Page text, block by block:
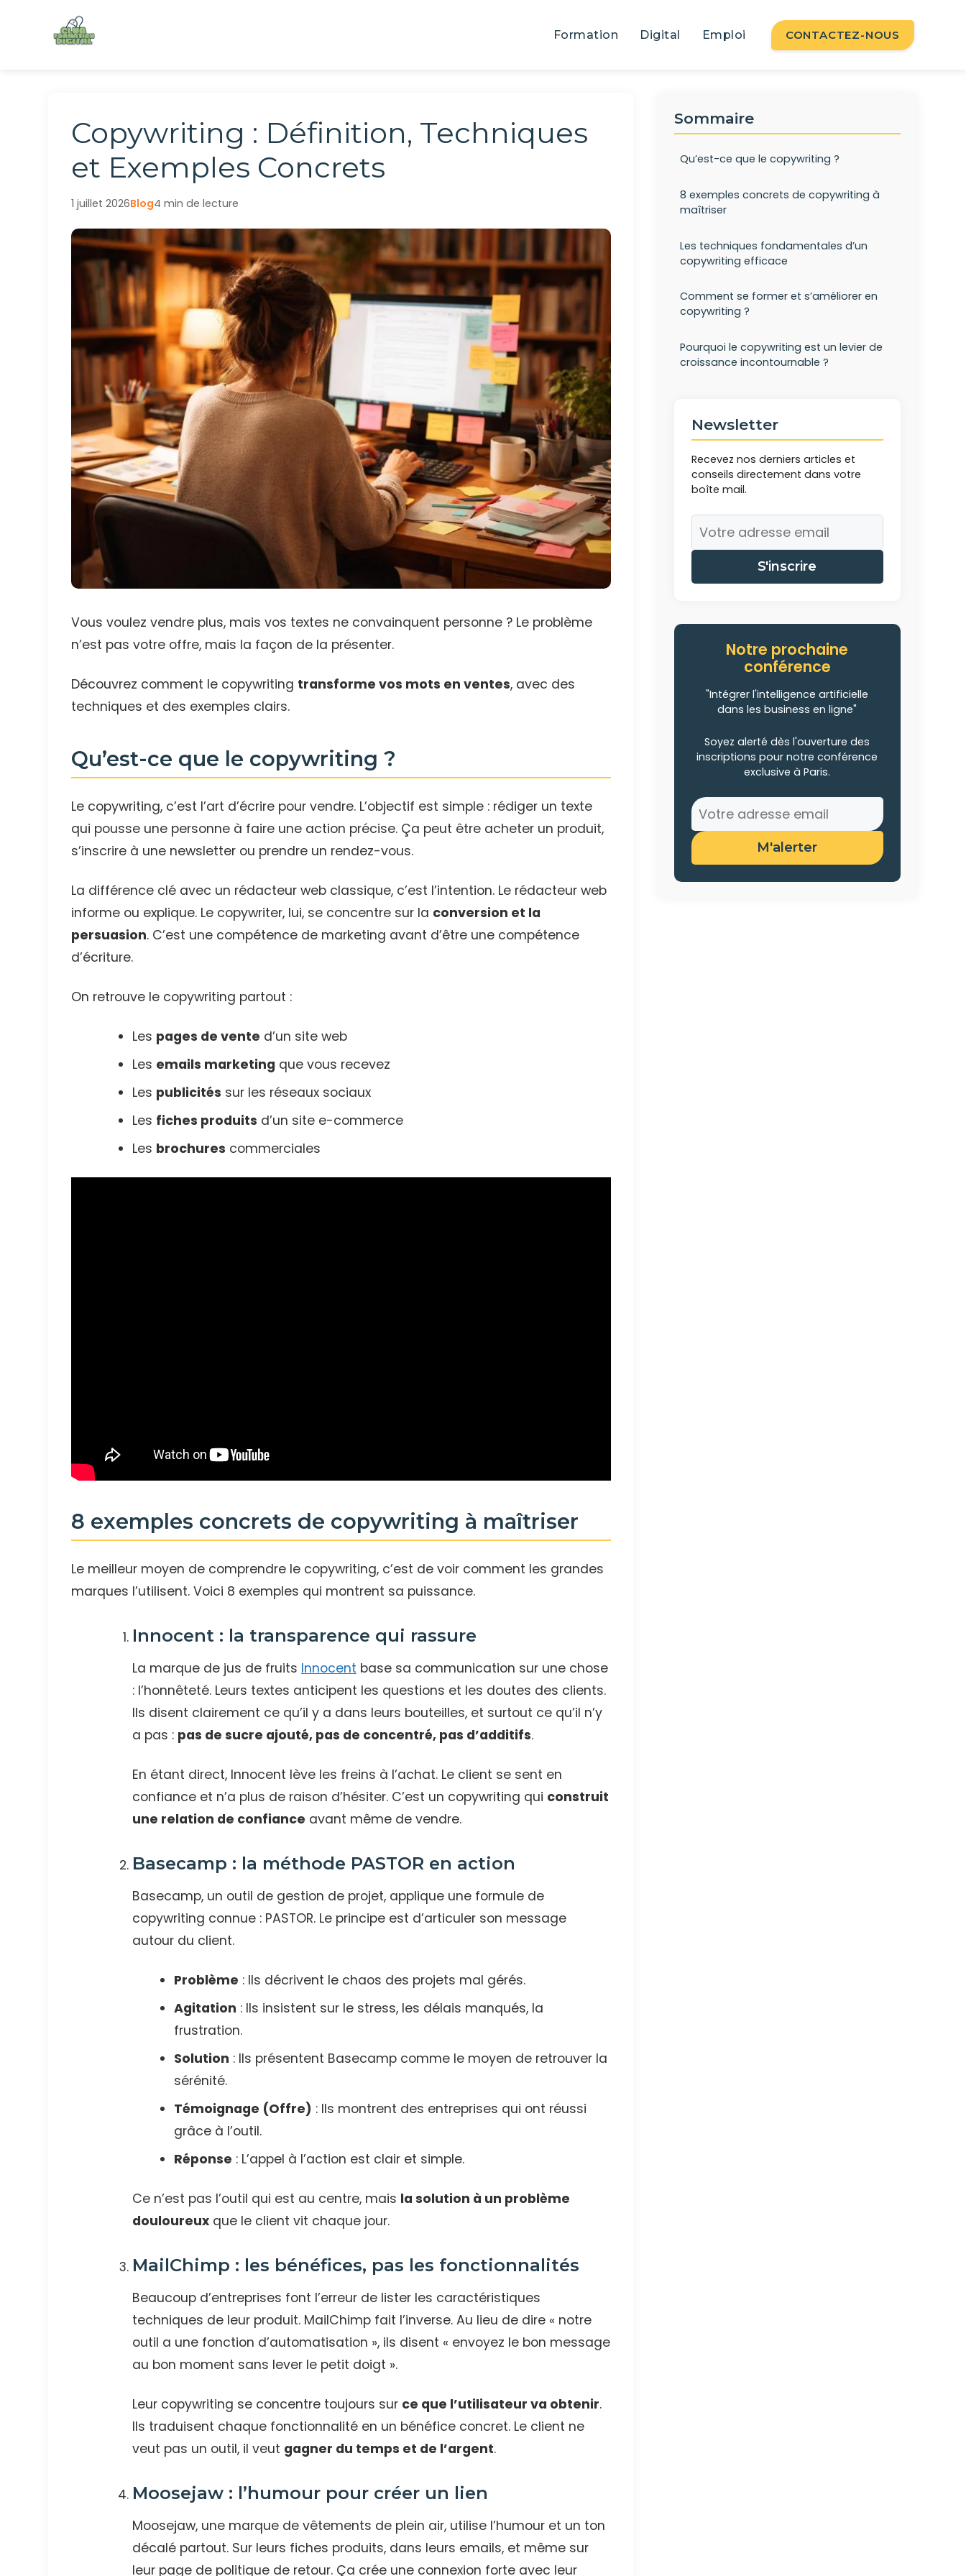
Formation Digital Emploi CONTACTEZ-NOUS
Copywriting : Définition, Techniques
et Exemples Concrets
1 juillet 2026Blog4 min de lecture
Vous voulez vendre plus, mais vos textes ne convainquent personne ? Le problème
n’est pas votre offre, mais la façon de la présenter.
Découvrez comment le copywriting transforme vos mots en ventes, avec des
techniques et des exemples clairs.
Qu’est-ce que le copywriting ?
Le copywriting, c’est l’art d’écrire pour vendre. L’objectif est simple : rédiger un texte
qui pousse une personne à faire une action précise. Ça peut être acheter un produit,
s’inscrire à une newsletter ou prendre un rendez-vous.
La différence clé avec un rédacteur web classique, c’est l’intention. Le rédacteur web
informe ou explique. Le copywriter, lui, se concentre sur la conversion et la
persuasion. C’est une compétence de marketing avant d’être une compétence
d’écriture.
On retrouve le copywriting partout :
Les pages de vente d’un site web
Les emails marketing que vous recevez
Les publicités sur les réseaux sociaux
Les fiches produits d’un site e-commerce
Les brochures commerciales
8 exemples concrets de copywriting à maîtriser
Le meilleur moyen de comprendre le copywriting, c’est de voir comment les grandes
marques l’utilisent. Voici 8 exemples qui montrent sa puissance.
Innocent : la transparence qui rassure
La marque de jus de fruits Innocent base sa communication sur une chose
: l’honnêteté. Leurs textes anticipent les questions et les doutes des clients.
Ils disent clairement ce qu’il y a dans leurs bouteilles, et surtout ce qu’il n’y
a pas : pas de sucre ajouté, pas de concentré, pas d’additifs.
En étant direct, Innocent lève les freins à l’achat. Le client se sent en
confiance et n’a plus de raison d’hésiter. C’est un copywriting qui construit
une relation de confiance avant même de vendre.
Basecamp : la méthode PASTOR en action
Basecamp, un outil de gestion de projet, applique une formule de
copywriting connue : PASTOR. Le principe est d’articuler son message
autour du client.
Problème : Ils décrivent le chaos des projets mal gérés.
Agitation : Ils insistent sur le stress, les délais manqués, la
frustration.
Solution : Ils présentent Basecamp comme le moyen de retrouver la
sérénité.
Témoignage (Offre) : Ils montrent des entreprises qui ont réussi
grâce à l’outil.
Réponse : L’appel à l’action est clair et simple.
Ce n’est pas l’outil qui est au centre, mais la solution à un problème
douloureux que le client vit chaque jour.
MailChimp : les bénéfices, pas les fonctionnalités
Beaucoup d’entreprises font l’erreur de lister les caractéristiques
techniques de leur produit. MailChimp fait l’inverse. Au lieu de dire « notre
outil a une fonction d’automatisation », ils disent « envoyez le bon message
au bon moment sans lever le petit doigt ».
Leur copywriting se concentre toujours sur ce que l’utilisateur va obtenir.
Ils traduisent chaque fonctionnalité en un bénéfice concret. Le client ne
veut pas un outil, il veut gagner du temps et de l’argent.
Moosejaw : l’humour pour créer un lien
Moosejaw, une marque de vêtements de plein air, utilise l’humour et un ton
décalé partout. Sur leurs fiches produits, dans leurs emails, et même sur
leur page de politique de retour. Ça crée une connexion forte avec leur
Sommaire
Qu’est-ce que le copywriting ?
8 exemples concrets de copywriting à
maîtriser
Les techniques fondamentales d’un
copywriting efficace
Comment se former et s’améliorer en
copywriting ?
Pourquoi le copywriting est un levier de
croissance incontournable ?
Newsletter
Recevez nos derniers articles et
conseils directement dans votre
boîte mail.
S'inscrire
Notre prochaine
conférence
"Intégrer l'intelligence artificielle
dans les business en ligne"
Soyez alerté dès l'ouverture des
inscriptions pour notre conférence
exclusive à Paris.
M'alerter